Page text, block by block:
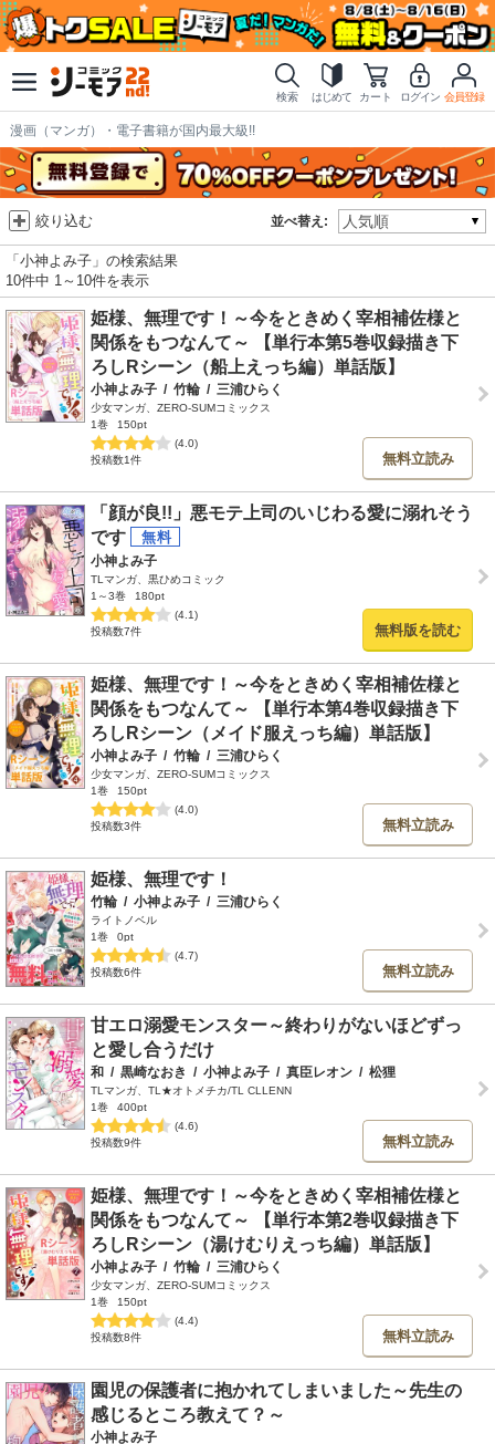
検索 はじめて カート ログイン 会員登録
漫画（マンガ）・電子書籍が国内最大級!!
並べ替え:
絞り込む
「小神よみ子」の検索結果
10件中 1～10件を表示
姫様、無理です！～今をときめく宰相補佐様と
関係をもつなんて～ 【単行本第5巻収録描き下
ろしRシーン（船上えっち編）単話版】
小神よみ子 / 竹輪 / 三浦ひらく
少女マンガ、ZERO-SUMコミックス
1巻
150pt
(4.0)
投稿数1件
無料立読み
「顔が良!!」悪モテ上司のいじわる愛に溺れそう
です
小神よみ子
TLマンガ、黒ひめコミック
1～3巻
180pt
(4.1)
投稿数7件
無料版を読む
姫様、無理です！～今をときめく宰相補佐様と
関係をもつなんて～ 【単行本第4巻収録描き下
ろしRシーン（メイド服えっち編）単話版】
小神よみ子 / 竹輪 / 三浦ひらく
少女マンガ、ZERO-SUMコミックス
1巻
150pt
(4.0)
投稿数3件
無料立読み
姫様、無理です！
竹輪 / 小神よみ子 / 三浦ひらく
ライトノベル
1巻
0pt
(4.7)
投稿数6件
無料立読み
甘エロ溺愛モンスター～終わりがないほどずっ
と愛し合うだけ
和 / 黒崎なおき / 小神よみ子 / 真臣レオン / 松狸
TLマンガ、TL★オトメチカ/TL CLLENN
1巻
400pt
(4.6)
投稿数9件
無料立読み
姫様、無理です！～今をときめく宰相補佐様と
関係をもつなんて～ 【単行本第2巻収録描き下
ろしRシーン（湯けむりえっち編）単話版】
小神よみ子 / 竹輪 / 三浦ひらく
少女マンガ、ZERO-SUMコミックス
1巻
150pt
(4.4)
投稿数8件
無料立読み
園児の保護者に抱かれてしまいました～先生の
感じるところ教えて？～
小神よみ子